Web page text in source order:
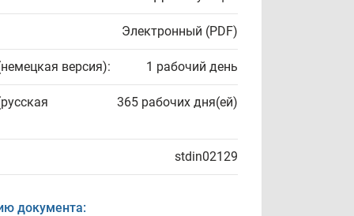
Электронный (PDF)
версия): 1 рабочий день
365 рабочих дня(ей)
stdin02129
документа: